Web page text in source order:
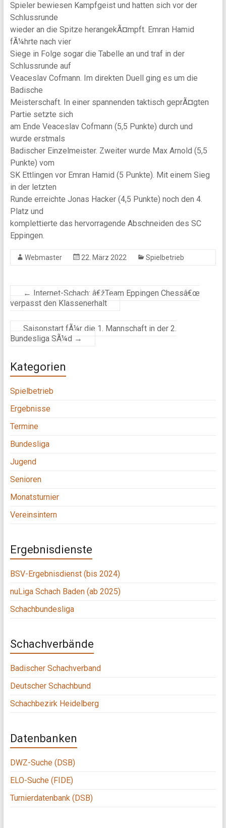
Spieler bewiesen Kampfgeist und hatten sich vor der
Schlussrunde
wieder an die Spitze herangekÃ¤mpft. Emran Hamid
fÃ¼hrte nach vier
Siege in Folge sogar die Tabelle an und traf in der
Schlussrunde auf
Veaceslav Cofmann. Im direkten Duell ging es um die
Badische
Meisterschaft. In einer spannenden taktisch geprÃ¤gten
Partie setzte sich
am Ende Veaceslav Cofmann (5,5 Punkte) durch und
wurde erstmals
Badischer Einzelmeister. Zweiter wurde Max Arnold (5,5
Punkte) vom
SK Ettlingen vor Emran Hamid (5 Punkte). Mit einem Sieg
in der letzten
Runde erreichte Jonas Hacker (4,5 Punkte) noch den 4.
Platz und
komplettierte das hervorragende Abschneiden des SC
Eppingen.
Webmaster 22. März 2022 Spielbetrieb
← Internet-Schach: â€žTeam Eppingen Chessâ€œ
verpasst den Klassenerhalt
Saisonstart fÃ¼r die 1. Mannschaft in der 2.
Bundesliga SÃ¼d →
Kategorien
Spielbetrieb
Ergebnisse
Termine
Bundesliga
Jugend
Senioren
Monatsturnier
Vereinsintern
Ergebnisdienste
BSV-Ergebnisdienst (bis 2024)
nuLiga Schach Baden (ab 2025)
Schachbundesliga
Schachverbände
Badischer Schachverband
Deutscher Schachbund
Schachbezirk Heidelberg
Datenbanken
DWZ-Suche (DSB)
ELO-Suche (FIDE)
Turnierdatenbank (DSB)